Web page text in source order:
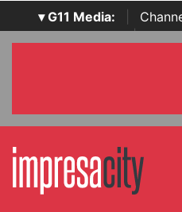
▾ G11 Media:
SecurityOpenLab |